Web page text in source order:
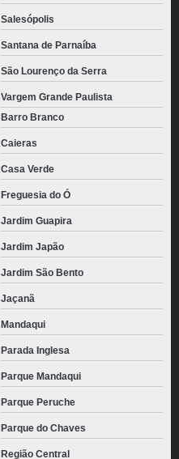
Salesópolis
Santana de Parnaíba
São Lourenço da Serra
Vargem Grande Paulista
Barro Branco
Caieras
Casa Verde
Freguesia do Ó
Jardim Guapira
Jardim Japão
Jardim São Bento
Jaçanã
Mandaqui
Parada Inglesa
Parque Mandaqui
Parque Peruche
Parque do Chaves
Região Central